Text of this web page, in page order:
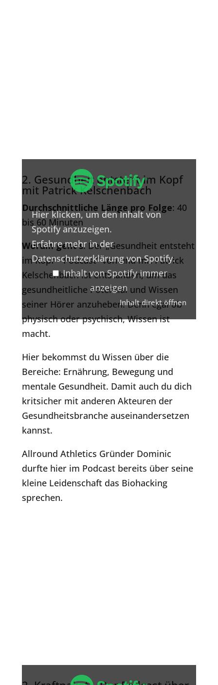
Spotify
anzeigen
Hier klicken, um den Inhalt von
Spotify anzuzeigen.
Erfahre mehr in der
Datenschutzerklärung von Spotify.
Inhalt von Spotify immer
anzeigen
Inhalt direkt öffnen
2. Gesundheit entsteht im Kopf
mit Patrick Kelschenbach
Durchschnittliche Länge pro Folge: 40
bis 60 Minuten
Worum geht’s: Der „Gesundheit entsteht
im Kopf – Podcast“ von und mit Patrick
Kelschenbach ist entstanden, um das
gesundheitliche Potential und Wissen
seiner Hörer anzuheben. Denn egal ob
physisch oder psychisch, Wissen ist
macht.
Hier bekommst du Wissen über die
Bereiche: Ernährung, Bewegung und
mentale Gesundheit. Damit auch du dich
kritsicher mit anderen Akteuren der
Gesundheitsbranche auseinandersetzen
kannst.
Allround Athletics Gründer Dominic
durfte hier im Podcast bereits über seine
kleine Leidenschaft das Biohacking
sprechen.